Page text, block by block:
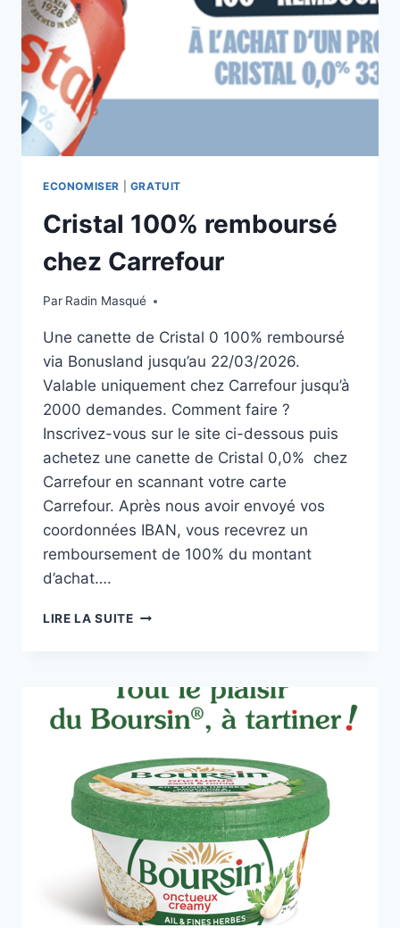
ECONOMISER GRATUIT
Cristal 100% remboursé
chez Carrefour
Par Radin Masqué
Une canette de Cristal 0 100% remboursé
via Bonusland jusqu’au 22/03/2026.
Valable uniquement chez Carrefour jusqu’à
2000 demandes. Comment faire ?
Inscrivez-vous sur le site ci-dessous puis
achetez une canette de Cristal 0,0% chez
Carrefour en scannant votre carte
Carrefour. Après nous avoir envoyé vos
coordonnées IBAN, vous recevrez un
remboursement de 100% du montant
d’achat….
LIRE LA SUITECRISTAL
CARREFOUR